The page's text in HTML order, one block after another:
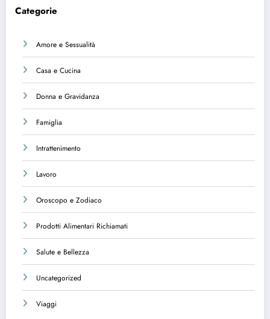
Categorie
Amore e Sessualità
Casa e Cucina
Donna e Gravidanza
Famiglia
Intrattenimento
Lavoro
Oroscopo e Zodiaco
Prodotti Alimentari Richiamati
Salute e Bellezza
Uncategorized
Viaggi